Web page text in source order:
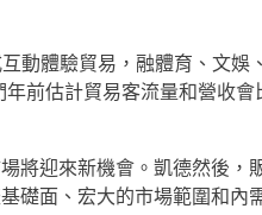
動體驗貿易，融體育、文娛
前估計貿易客流量和營收
將迎來新機會。凱德然後，
礎面、宏大的市場範圍和內